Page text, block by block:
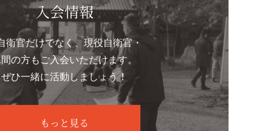
入会情報
衛官だけでなく、現役自衛官・
の方もご入会いただけます。
ぜひ一緒に活動しましょう！
もっと見る